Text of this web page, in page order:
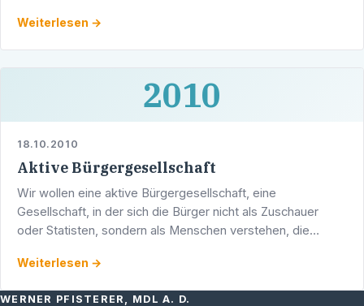
Weiterlesen →
2010
18.10.2010
Aktive Bürgergesellschaft
Wir wollen eine aktive Bürgergesellschaft, eine
Gesellschaft, in der sich die Bürger nicht als Zuschauer
oder Statisten, sondern als Menschen verstehen, die
Gesellschaft …
Weiterlesen →
WERNER PFISTERER, MDL A. D.